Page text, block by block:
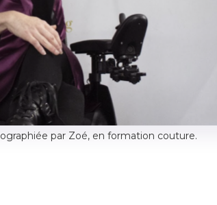
par Zoé, en formation couture.